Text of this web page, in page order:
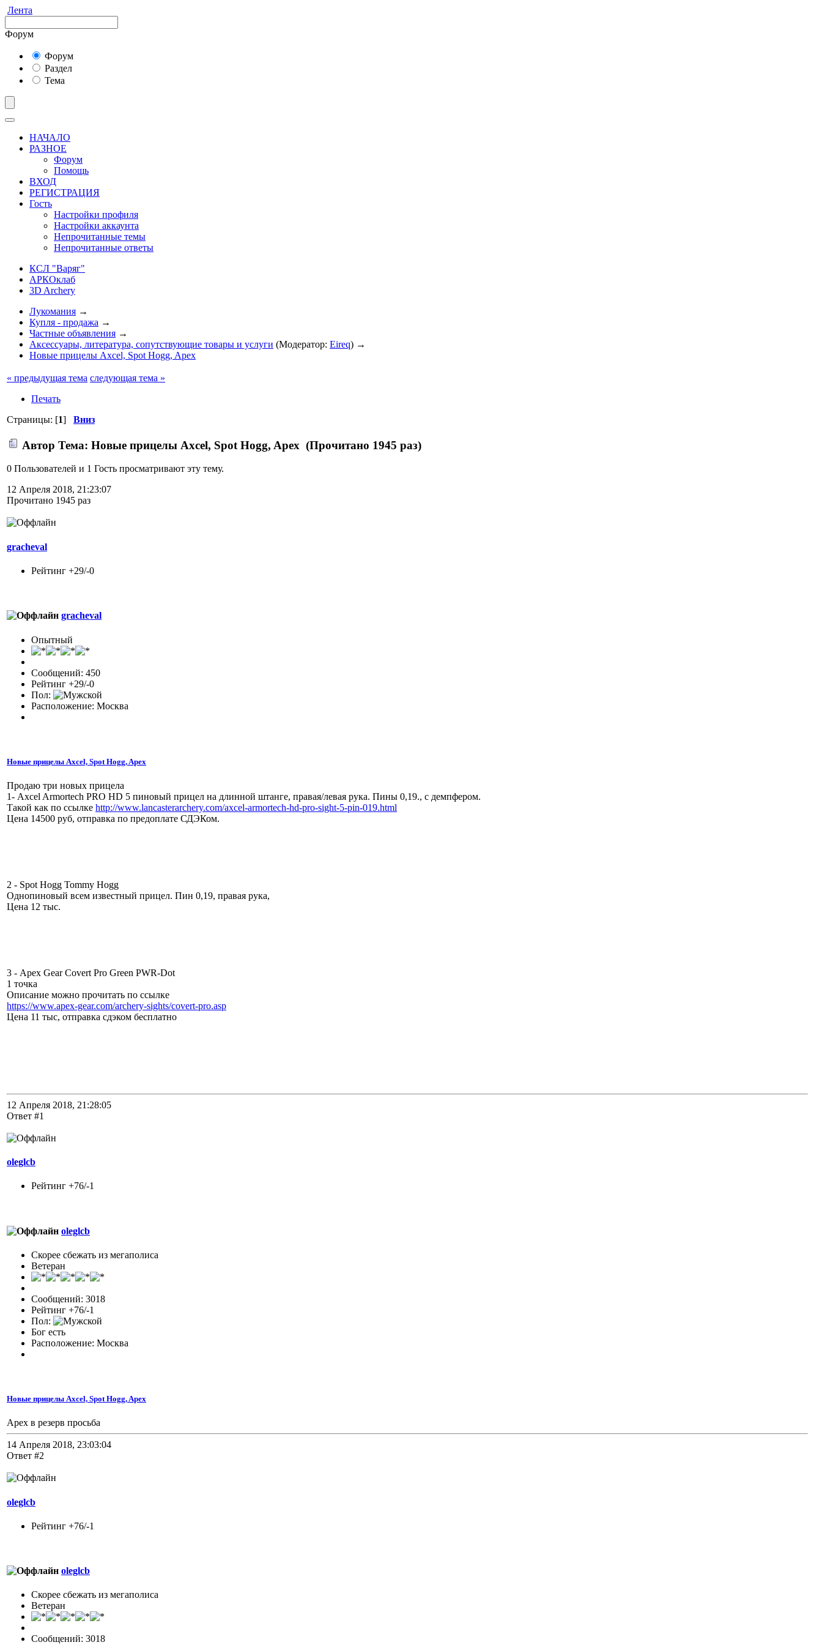
Лента
Форум
Форум
Раздел
Тема
НАЧАЛО
РАЗНОЕ
Форум
Помощь
ВХОД
РЕГИСТРАЦИЯ
Гость
Настройки профиля
Настройки аккаунта
Непрочитанные темы
Непрочитанные ответы
КСЛ "Варяг"
АРКОклаб
3D Archery
Лукомания →
Купля - продажа →
Частные объявления →
Аксессуары, литература, сопутствующие товары и услуги (Модератор: Eireq) →
Новые прицелы Axcel, Spot Hogg, Apex
« предыдущая тема следующая тема »
Печать
Страницы: [1] Вниз
Автор Тема: Новые прицелы Axcel, Spot Hogg, Apex (Прочитано 1945 раз)
0 Пользователей и 1 Гость просматривают эту тему.
12 Апреля 2018, 21:23:07
Прочитано 1945 раз
gracheval
Рейтинг +29/-0
gracheval
Опытный
Сообщений: 450
Рейтинг +29/-0
Пол:
Расположение: Москва
Новые прицелы Axcel, Spot Hogg, Apex
Продаю три новых прицела
1- Axcel Armortech PRO HD 5 пиновый прицел на длинной штанге, правая/левая рука. Пины 0,19., с демпфером.
Такой как по ссылке http://www.lancasterarchery.com/axcel-armortech-hd-pro-sight-5-pin-019.html
Цена 14500 руб, отправка по предоплате СДЭКом.
2 - Spot Hogg Tommy Hogg
Однопиновый всем известный прицел. Пин 0,19, правая рука,
Цена 12 тыс.
3 - Apex Gear Covert Pro Green PWR-Dot
1 точка
Описание можно прочитать по ссылке
https://www.apex-gear.com/archery-sights/covert-pro.asp
Цена 11 тыс, отправка сдэком бесплатно
12 Апреля 2018, 21:28:05
Ответ #1
oleglcb
Рейтинг +76/-1
oleglcb
Скорее сбежать из мегаполиса
Ветеран
Сообщений: 3018
Рейтинг +76/-1
Пол:
Бог есть
Расположение: Москва
Новые прицелы Axcel, Spot Hogg, Apex
Apex в резерв просьба
14 Апреля 2018, 23:03:04
Ответ #2
oleglcb
Рейтинг +76/-1
oleglcb
Скорее сбежать из мегаполиса
Ветеран
Сообщений: 3018